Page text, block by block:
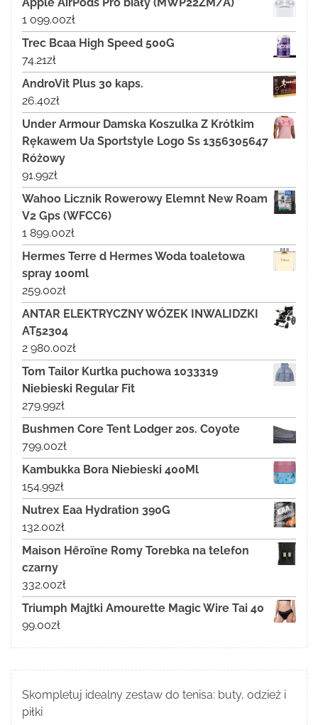
1 099.00zł
Trec Bcaa High Speed 500G
74.21zł
AndroVit Plus 30 kaps.
26.40zł
Under Armour Damska Koszulka Z Krótkim
Rękawem Ua Sportstyle Logo Ss 1356305647
Różowy
91.99zł
Wahoo Licznik Rowerowy Elemnt New Roam
V2 Gps (WFCC6)
1 899.00zł
Hermes Terre d Hermes Woda toaletowa
spray 100ml
259.00zł
ANTAR ELEKTRYCZNY WÓZEK INWALIDZKI
AT52304
2 980.00zł
Tom Tailor Kurtka puchowa 1033319
Niebieski Regular Fit
279.99zł
Bushmen Core Tent Lodger 2os. Coyote
799.00zł
Kambukka Bora Niebieski 400Ml
154.99zł
Nutrex Eaa Hydration 390G
132.00zł
Maison Hēroïne Romy Torebka na telefon
czarny
332.00zł
Triumph Majtki Amourette Magic Wire Tai 40
99.00zł
Skompletuj idealny zestaw do tenisa: buty, odzież i
piłki